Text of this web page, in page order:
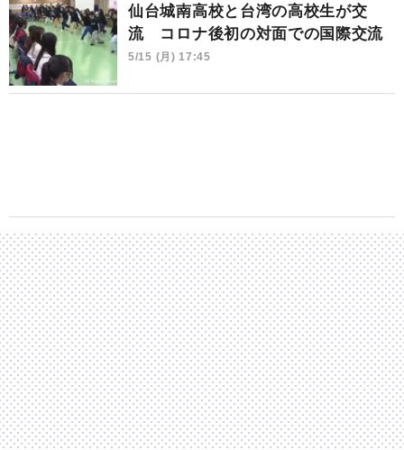
仙台城南高校と台湾の高校生が交
流 コロナ後初の対面での国際交流
5/15 (月) 17:45